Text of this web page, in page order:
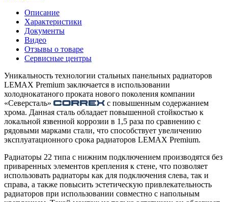
Описание
Характеристики
Документы
Видео
Отзывы о товаре
Сервисные центры
Уникальность технологии стальных панельных радиаторов
LEMAX Premium заключается в использовании
холоднокатаного проката нового поколения компании
«Северсталь»
с повышенным содержанием
хрома. Данная сталь обладает повышенной стойкостью к
локальной язвенной коррозии в 1,5 раза по сравнению с
рядовыми марками стали, что способствует увеличению
эксплуатационного срока радиаторов LEMAX Premium.
Радиаторы 22 типа с нижним подключением производятся без
приваренных элементов крепления к стене, что позволяет
использовать радиаторы как для подключения слева, так и
справа, а также повысить эстетическую привлекательность
радиаторов при использовании совместно с напольным